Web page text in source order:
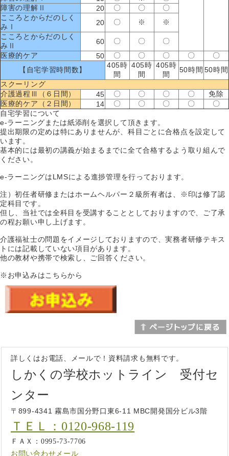
障害の理解Ⅱ
20 〇 〇
〇
こころとからだのしく
みⅠ
20 〇 ※
※
こころとからだのしく
みⅡ
60 〇 〇
〇
医療的ケア
50 〇 〇 〇 〇
〇
【自宅学習時間数】
405時
間
405時
間
405時
間
50時間 50時間
スクーリング
介護過程Ⅲ（６日間）
45 〇 〇 〇 〇
免除
医療的ケア（２日間）
14 〇 〇 〇 〇
〇
自宅学習について
e-ラーニングまたは紙添削を選択して頂きます。
提出期限の定めは特にありませんが、科目ごとに合格点を設定して
います。
基本的には最初の講義が始まるまでに全て合格するよう取り組んで
ください。
e-ラーニングはLMSによる進捗管理を行っております。
注）初任者研修またはホームヘルパー２級所有者は、※印は修了認
定科目です。
但し、当社では全科目を受講することとしておりますので、ご了承
の程お願い申し上げます。
介護福祉士の問題をイメージしておりますので、実務者研修テキス
トには記載していない項目があります。
他の教材や携帯で検索し、ご回答ください。
※お申込みはこちらから
詳しくはお電話、メールで！資料請求も無料です。
しかくの学校ホットライン 受付セ
ンター
〒899-4341 霧島市国分野口東6-11 MBC開発国分ビル3階
ＴＥＬ：0120-968-119
ＦＡＸ：0995-73-7706
お問い合わせメール